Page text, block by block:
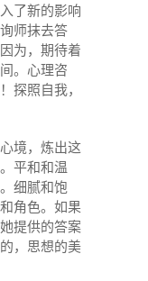
了新的影响
师抹去答
为，期待着
。心理咨
探照自我，
境，炼出这
平和和温
细腻和饱
角色。如果
提供的答案
，思想的美